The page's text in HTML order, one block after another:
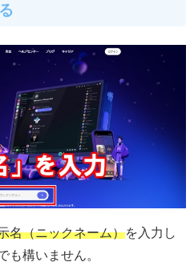
名（ニックネーム）を入力し
も構いません。